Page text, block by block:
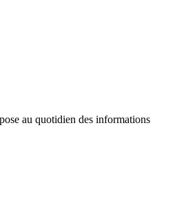
au quotidien des informations